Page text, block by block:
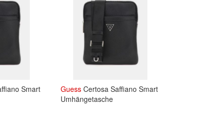
Smart
Guess Certosa Saffiano Smart
Umhängetasche